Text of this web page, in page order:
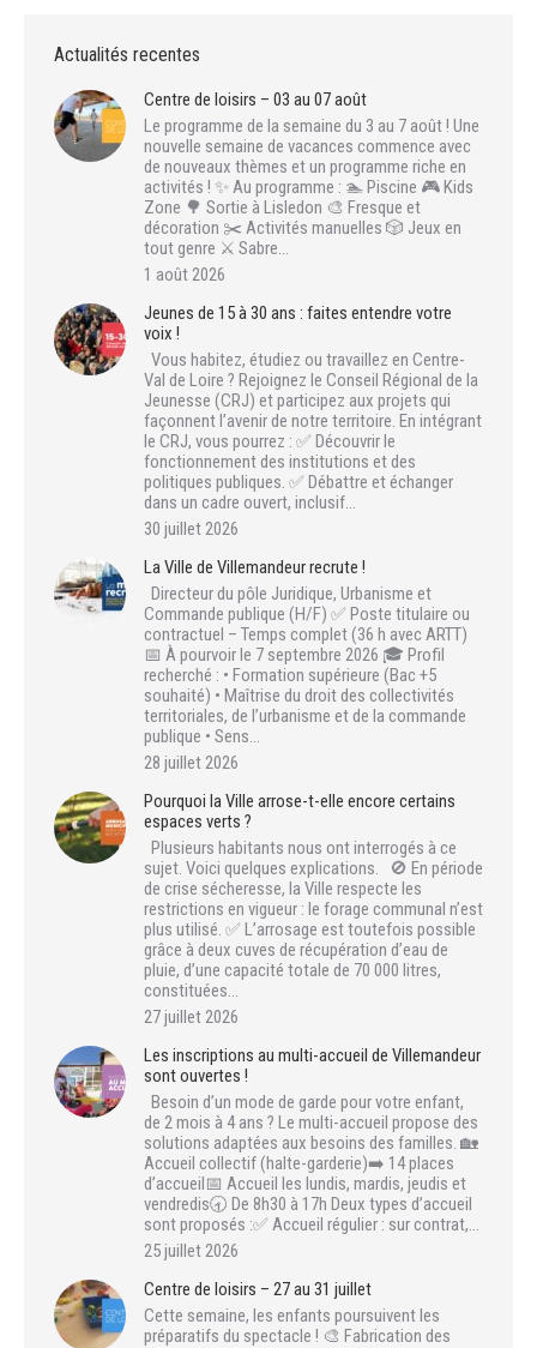
Actualités recentes
Centre de loisirs – 03 au 07 août
Le programme de la semaine du 3 au 7 août ! Une
nouvelle semaine de vacances commence avec
de nouveaux thèmes et un programme riche en
activités ! ✨ Au programme : 🏊 Piscine 🎮 Kids
Zone 🌳 Sortie à Lisledon 🎨 Fresque et
décoration ✂️ Activités manuelles 🎲 Jeux en
tout genre ⚔️ Sabre…
1 août 2026
Jeunes de 15 à 30 ans : faites entendre votre
voix !
Vous habitez, étudiez ou travaillez en Centre-
Val de Loire ? Rejoignez le Conseil Régional de la
Jeunesse (CRJ) et participez aux projets qui
façonnent l’avenir de notre territoire. En intégrant
le CRJ, vous pourrez : ✅ Découvrir le
fonctionnement des institutions et des
politiques publiques. ✅ Débattre et échanger
dans un cadre ouvert, inclusif…
30 juillet 2026
La Ville de Villemandeur recrute !
Directeur du pôle Juridique, Urbanisme et
Commande publique (H/F) ✅ Poste titulaire ou
contractuel – Temps complet (36 h avec ARTT)
📅 À pourvoir le 7 septembre 2026 🎓 Profil
recherché : • Formation supérieure (Bac +5
souhaité) • Maîtrise du droit des collectivités
territoriales, de l’urbanisme et de la commande
publique • Sens…
28 juillet 2026
Pourquoi la Ville arrose-t-elle encore certains
espaces verts ?
Plusieurs habitants nous ont interrogés à ce
sujet. Voici quelques explications. 🚫 En période
de crise sécheresse, la Ville respecte les
restrictions en vigueur : le forage communal n’est
plus utilisé. ✅ L’arrosage est toutefois possible
grâce à deux cuves de récupération d’eau de
pluie, d’une capacité totale de 70 000 litres,
constituées…
27 juillet 2026
Les inscriptions au multi-accueil de Villemandeur
sont ouvertes !
Besoin d’un mode de garde pour votre enfant,
de 2 mois à 4 ans ? Le multi-accueil propose des
solutions adaptées aux besoins des familles. 🏡
Accueil collectif (halte-garderie)➡️ 14 places
d’accueil📅 Accueil les lundis, mardis, jeudis et
vendredis🕣 De 8h30 à 17h Deux types d’accueil
sont proposés :✅ Accueil régulier : sur contrat,…
25 juillet 2026
Centre de loisirs – 27 au 31 juillet
Cette semaine, les enfants poursuivent les
préparatifs du spectacle ! 🎨 Fabrication des